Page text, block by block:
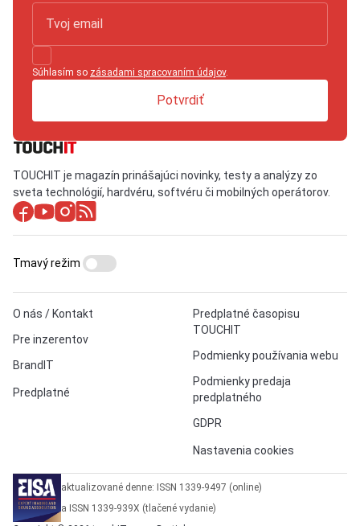
Súhlasím so zásadami spracovaním údajov.
Potvrdiť
TOUCHIT je magazín prinášajúci novinky, testy a analýzy zo
sveta technológií, hardvéru, softvéru či mobilných operátorov.
O nás / Kontakt
Pre inzerentov
BrandIT
Predplatné
Predplatné časopisu
TOUCHIT
Podmienky používania webu
Podmienky predaja
predplatného
GDPR
Nastavenia cookies
Tmavý režim
aktualizované denne: ISSN 1339-9497 (online)
a ISSN 1339-939X (tlačené vydanie)